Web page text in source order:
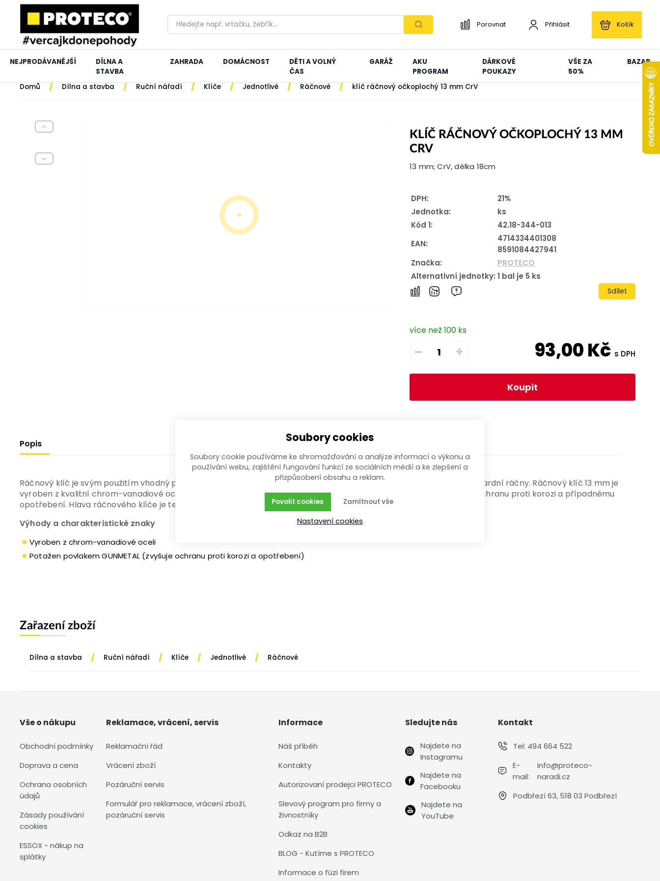
Porovnat Přihlásit Košík
NEJPRODÁVANĚJŠÍ
DÍLNA A
STAVBA
ZAHRADA DOMÁCNOST
DĚTI A VOLNÝ
ČAS
GARÁŽ
AKU
PROGRAM
DÁRKOVÉ
POUKAZY
VŠE ZA
50%
BAZAR
Domů / Dílna a stavba / Ruční nářadí / Klíče / Jednotlivé / Ráčnové / klíč ráčnový očkoplochý 13 mm CrV
KLÍČ RÁČNOVÝ OČKOPLOCHÝ 13 MM
CRV
13 mm; CrV, délka 18cm
DPH:
21%
Jednotka:
ks
Kód 1:
42.18-344-013
EAN:
4714334401308
8591084427941
Značka:
PROTECO
Alternativní jednotky: 1 bal je 5 ks
Sdílet
více než 100 ks
– + 93,00Kč s DPH
Koupit
Popis
Ráčnový klíč je svým použitím vhodný pro autoprůmysl a dílenství, zejména v místech, kde nelze využít výhody standardní ráčny. Ráčnový klíč 13 mm je
vyroben z kvalitní chrom-vanadiové oceli a navíc potažen unikátním povlakem „GUNMETAL“, který výrazně zvyšuje ochranu proti korozi a případnému
opotřebení. Hlava ráčnového klíče je tenkostěnná a umožňuje tak práci v těžko přístupných místech.
Výhody a charakteristické znaky
Vyroben z chrom-vanadiové oceli
Potažen povlakem GUNMETAL (zvyšuje ochranu proti korozi a opotřebení)
Zařazení zboží
Dílna a stavba / Ruční nářadí / Klíče / Jednotlivé / Ráčnové
Vše o nákupu
Obchodní podmínky
Doprava a cena
Ochrana osobních
údajů
Zásady používání
cookies
ESSOX - nákup na
splátky
Reklamace, vrácení, servis
Reklamační řád
Vrácení zboží
Pozáruční servis
Formulář pro reklamace, vrácení zboží,
pozáruční servis
Informace
Náš příběh
Kontakty
Autorizovaní prodejci PROTECO
Slevový program pro firmy a
živnostníky
Odkaz na B2B
BLOG - Kutíme s PROTECO
Informace o fúzi firem
Sledujte nás
Najdete na
Instagramu
Najdete na
Facebooku
Najdete na
YouTube
Kontakt
Tel: 494 664 522
E-
mail:
info@proteco-
naradi.cz
Podbřezí 63, 518 03 Podbřezí
Soubory cookies
Soubory cookie používáme ke shromažďování a analýze informací o výkonu a
používání webu, zajištění fungování funkcí ze sociálních médií a ke zlepšení a
přizpůsobení obsahu a reklam.
Zamítnout vše
Povolit cookies
Nastavení cookies